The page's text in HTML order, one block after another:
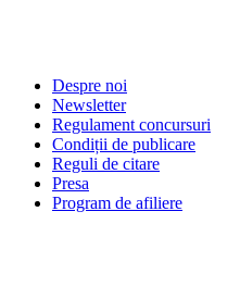
Despre noi
Newsletter
Regulament concursuri
Condiții de publicare
Reguli de citare
Presa
Program de afiliere